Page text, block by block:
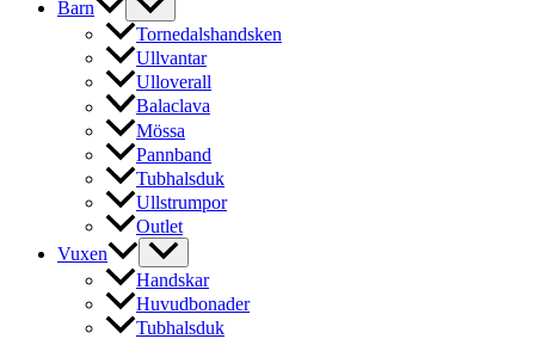
Barn
Tornedalshandsken
Ullvantar
Ulloverall
Balaclava
Mössa
Pannband
Tubhalsduk
Ullstrumpor
Outlet
Vuxen
Handskar
Huvudbonader
Tubhalsduk